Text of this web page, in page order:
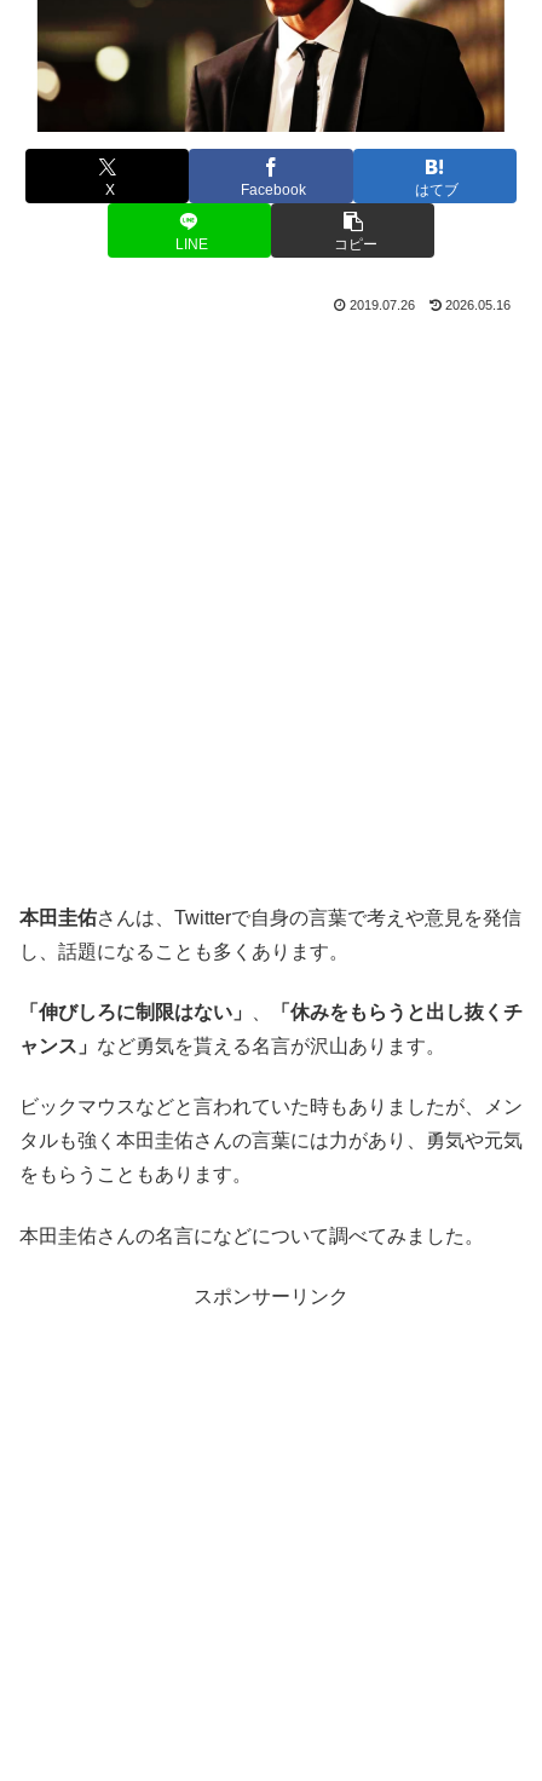
X Facebook はてブ
LINE コピー
2019.07.26 2026.05.16
本田圭佑さんは、Twitterで自身の言葉で考えや意見を発信
し、話題になることも多くあります。
「伸びしろに制限はない」
「休みをもらうと出し抜くチ
ャンス」 など勇気を貰える名言が沢山あります。
ビックマウスなどと言われていた時もありましたが、メン
タルも強く本田圭佑さんの言葉には力があり、勇気や元気
をもらうこともあります。
本田圭佑さんの名言になどについて調べてみました。
スポンサーリンク